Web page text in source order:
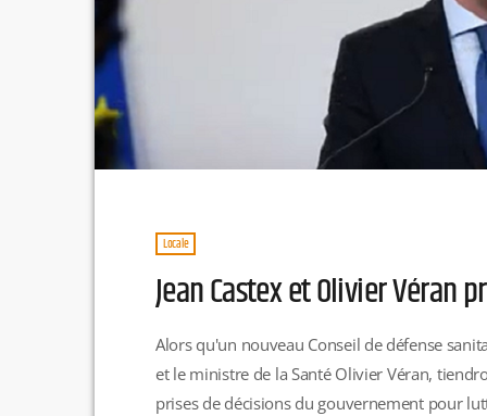
Locale
Jean Castex et Olivier Véran
Alors qu'un nouveau Conseil de défense
et le ministre de la Santé Olivier Véran,
prises de décisions du gouvernement pour